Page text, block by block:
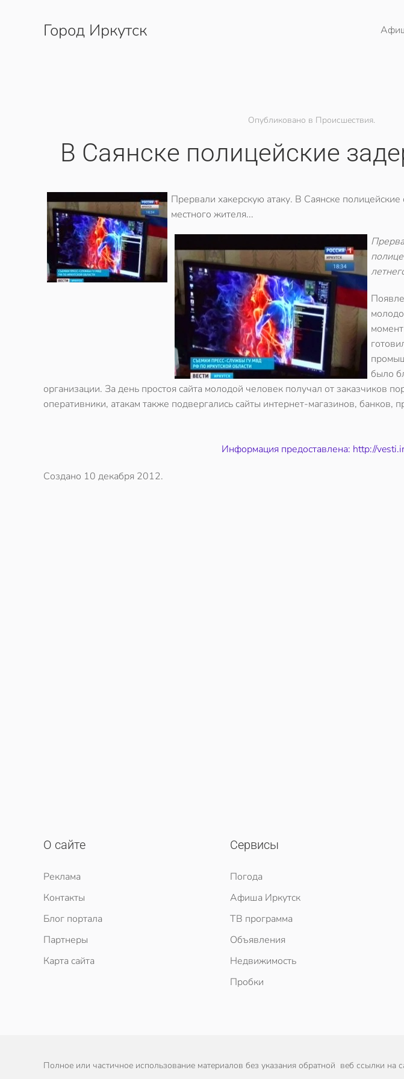
Перейти к содержимому
Город Иркутск
Опубликовано в Происшествия.
В Саянске полицейские
Прервали хакерскую атаку. В Саянске
местного жителя...
было
организации. За день простоя сайта молодой человек получал от заказчиков
оперативники, атакам также подвергались сайты интернет-магазинов, банков,
Информация предоставлена: http://
Создано 10 декабря 2012.
О сайте
Реклама
Контакты
Блог портала
Партнеры
Карта сайта
Сервисы
Погода
Афиша Иркутск
ТВ программа
Объявления
Недвижимость
Пробки
Полное или частичное использование материалов без указания обратной веб ссылки на